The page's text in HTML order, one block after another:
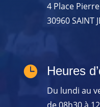
4 Place
30960 SAINT
 Heures
Du lundi au